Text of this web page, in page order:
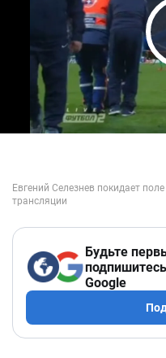
Будьте
Google